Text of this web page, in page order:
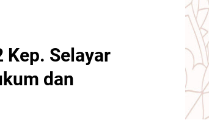
Kep. Selayar
dan